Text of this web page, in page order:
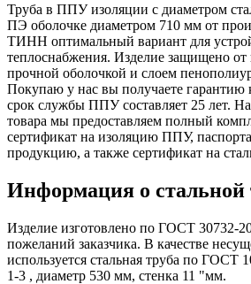
Труба в ППУ изоляции с диаметром
ПЭ оболочке диаметром 710 мм от
ТИНН оптимальный вариант для
теплоснабжения. Изделие защищено
прочной оболочкой и слоем
Покупаю у нас вы получаете гарантию
срок службы ППУ составляет 25 лет.
товара мы предоставляем полный
сертификат на изоляцию ППУ,
продукцию, а также сертификат на
Информация о стальной
Изделие изготовлено по ГОСТ 30732-
пожеланий заказчика. В качестве
используется стальная труба по ГОСТ
1-3 , диаметр 530 мм, стенка 11 "мм.